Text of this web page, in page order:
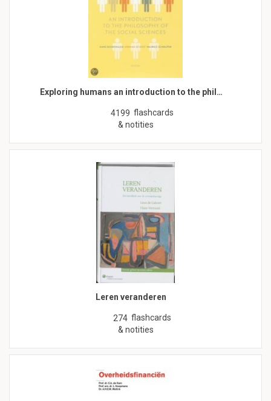
Exploring humans an introduction to the phil…
4199 flashcards
& notities
Leren veranderen
274 flashcards
& notities